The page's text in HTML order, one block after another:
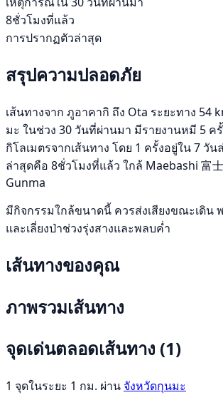
8ชั่วโมงที่แล้ว
การปรากฏตัวล่าสุด
สรุปความปลอดภัย
เส้นทางจาก ภูอาคากิ ถึง Ota ระยะทาง 54
มะ ในช่วง 30 วันที่ผ่านมา มีรายงานหมี 5 ค
กิโลเมตรจากเส้นทาง โดย 1 ครั้งอยู่ใน 7 วัน
ล่าสุดคือ 8ชั่วโมงที่แล้ว ใกล้ Maebashi 富
Gunma
มีกิจกรรมใกล้ขนาดนี้ ควรส่งเสียงขณะเดิน
และเลี่ยงป่าช่วงรุ่งสางและพลบค่ำ
เส้นทางของคุณ
ภาพรวมเส้นทาง
จุดเด่นตลอดเส้นทาง (1)
1 จุดในระยะ 1 กม. ผ่าน จังหวัดกุนมะ